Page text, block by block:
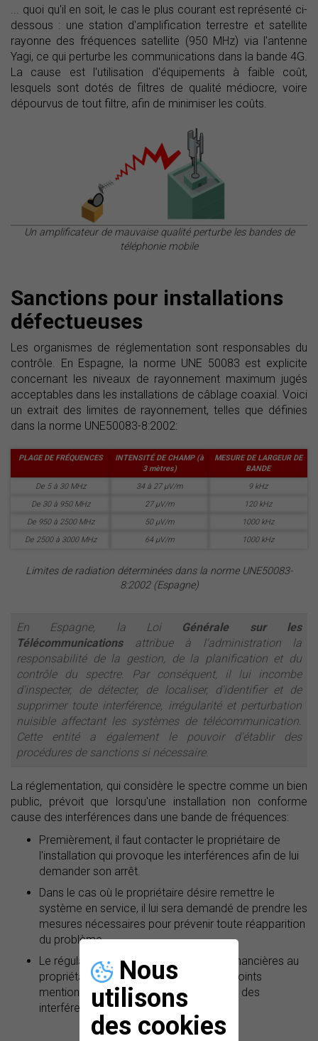
Nous
utilisons
des cookies
... quoi qu'il en soit, le cas le plus courant est représenté ci-
dessous : une station d'amplification terrestre et satellite
rayonne des fréquences satellite (950 MHz) via l'antenne
Yagi, ce qui perturbe les communications dans la bande 4G.
La cause est l'utilisation d'équipements à faible coût,
lesquels sont dotés de filtres de qualité médiocre, voire
dépourvus de tout filtre, afin de minimiser les coûts.
Un amplificateur de mauvaise qualité perturbe les bandes de
téléphonie mobile
Sanctions pour installations
défectueuses
Les organismes de réglementation sont responsables du
contrôle. En Espagne, la norme UNE 50083 est explicite
concernant les niveaux de rayonnement maximum jugés
acceptables dans les installations de câblage coaxial. Voici
un extrait des limites de rayonnement, telles que définies
dans la norme UNE50083-8:2002:
PLAGE DE FRÉQUENCES
INTENSITÉ DE CHAMP (à
3 mètres)
MESURE DE LARGEUR DE
BANDE
De 5 à 30 MHz
34 à 27 µV/m
9 kHz
De 30 à 950 MHz
27 µV/m
120 kHz
De 950 à 2500 MHz
50 µV/m
1000 kHz
De 2500 à 3000 MHz
64 µV/m 1000 kHz
Limites de radiation déterminées dans la norme UNE50083-
8:2002 (Espagne)
En Espagne, la Loi Générale sur les
Télécommunicationsattribue à l'administration la
responsabilité de la gestion, de la planification et du
contrôle du spectre. Par conséquent, il lui incombe
d'inspecter, de détecter, de localiser, d'identifier et de
supprimer toute interférence, irrégularité et perturbation
nuisible affectant les systèmes de télécommunication.
Cette entité a également le pouvoir d'établir des
procédures de sanctions si nécessaire.
La réglementation, qui considère le spectre comme un bien
public, prévoit que lorsqu'une installation non conforme
cause des interférences dans une bande de fréquences:
Premièrement, il faut contacter le propriétaire de
l'installation qui provoque les interférences afin de lui
demander son arrêt.
Dans le cas où le propriétaire désire remettre le
système en service, il lui sera demandé de prendre les
mesures nécessaires pour prévenir toute réapparition
du problème.
Le régulateur imposera des sanctions financières au
propriétaire qui, en négligeant les deux points
mentionnés ci-dessus, persiste à causer des
interférences.